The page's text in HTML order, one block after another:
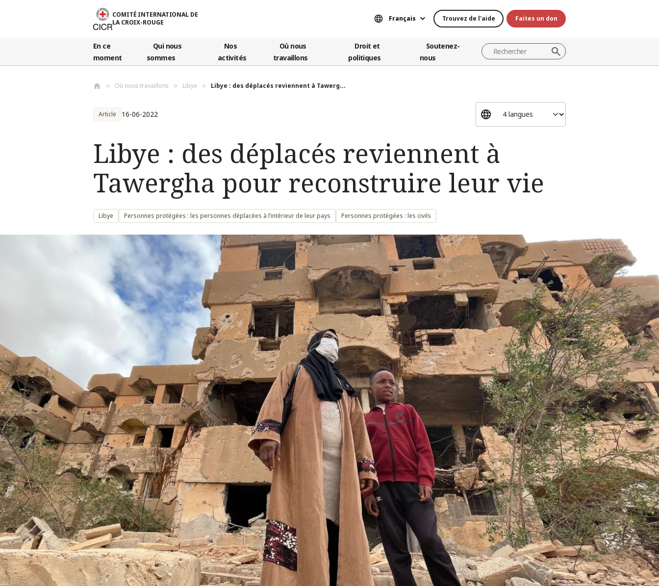
COMITÉ INTERNATIONAL DE
LA CROIX-ROUGE
Français Trouvez de l'aide Faites un don
En ce
moment
Qui nous
sommes
Nos
activités
Où nous
travaillons
Droit et
politiques
Soutenez-
nous
Où nous travaillons Libye Libye : des déplacés reviennent à Tawerg...
Article 16-06-2022
Libye : des déplacés reviennent à
Tawergha pour reconstruire leur vie
Libye Personnes protégées : les personnes déplacées à l’intérieur de leur pays Personnes protégées : les civils